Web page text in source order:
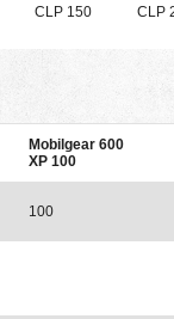
CLP 150 CLP
Mobilgear 600
XP 100
100